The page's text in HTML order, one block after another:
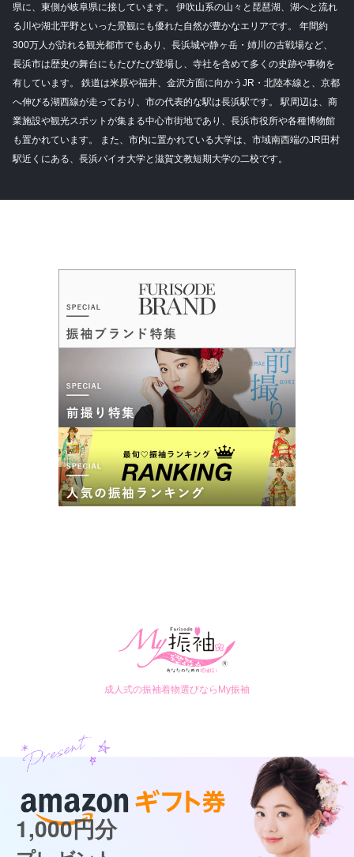
県に、東側が岐阜県に接しています。 伊吹山系の山々と琵琶湖、湖へと流れ
る川や湖北平野といった景観にも優れた自然が豊かなエリアです。 年間約
300万人が訪れる観光都市でもあり、長浜城や静ヶ岳・姉川の古戦場など、
長浜市は歴史の舞台にもたびたび登場し、寺社を含めて多くの史跡や事物を
有しています。 鉄道は米原や福井、金沢方面に向かうJR・北陸本線と、京都
へ伸びる湖西線が走っており、市の代表的な駅は長浜駅です。 駅周辺は、商
業施設や観光スポットが集まる中心市街地であり、長浜市役所や各種博物館
も置かれています。 また、市内に置かれている大学は、市域南西端のJR田村
駅近くにある、長浜バイオ大学と滋賀文教短期大学の二校です。
成人式の振袖着物選びならMy振袖
1,000円分